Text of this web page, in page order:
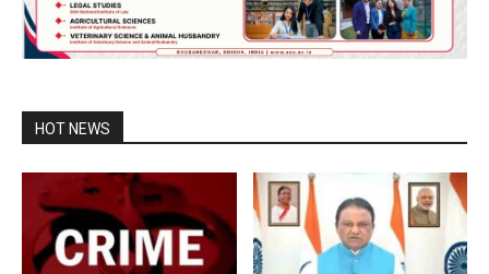
HOT NEWS